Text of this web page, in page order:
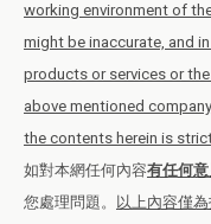
working environment of
might be inaccurate, and
products or services or
above mentioned
the contents herein is
如對本網任何內容有任何
您處理問題。
以上內容僅